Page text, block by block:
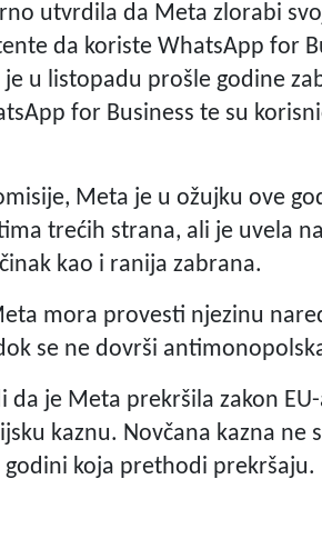
utvrdila da Meta zlorabi
da koriste WhatsApp for
u listopadu prošle godine
for Business te su
Meta je u ožujku ove
trećih strana, ali je uvela
kao i ranija zabrana.
mora provesti njezinu
se ne dovrši
da je Meta prekršila zakon
kaznu. Novčana kazna
koja prethodi prekršaju.